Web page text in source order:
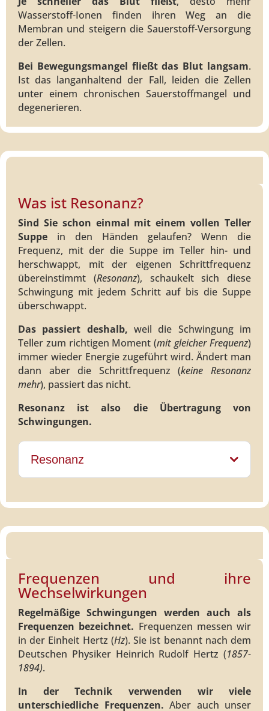
Wasserstoff-Ionen finden ihren Weg an die
Membran und steigern die Sauerstoff-Versorgung
der Zellen.
Bei Bewegungsmangel fließt das Blut langsam.
Ist das langanhaltend der Fall, leiden die Zellen
unter einem chronischen Sauerstoffmangel und
degenerieren.
Was ist Resonanz?
Sind Sie schon einmal mit einem vollen Teller
Suppe in den Händen gelaufen? Wenn die
Frequenz, mit der die Suppe im Teller hin- und
herschwappt, mit der eigenen Schrittfrequenz
übereinstimmt (Resonanz), schaukelt sich diese
Schwingung mit jedem Schritt auf bis die Suppe
überschwappt.
Das passiert deshalb, weil die Schwingung im
Teller zum richtigen Moment (mit gleicher Frequenz)
immer wieder Energie zugeführt wird. Ändert man
dann aber die Schrittfrequenz (keine Resonanz
mehr), passiert das nicht.
Resonanz ist also die Übertragung von
Schwingungen.
Resonanz
Frequenzen und ihre
Wechselwirkungen
Regelmäßige Schwingungen werden auch als
Frequenzen bezeichnet. Frequenzen messen wir
in der Einheit Hertz (Hz). Sie ist benannt nach dem
Deutschen Physiker Heinrich Rudolf Hertz (1857-
1894).
In der Technik verwenden wir viele
unterschiedliche Frequenzen. Aber auch unser